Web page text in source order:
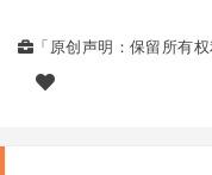
「原创声明：保留所有